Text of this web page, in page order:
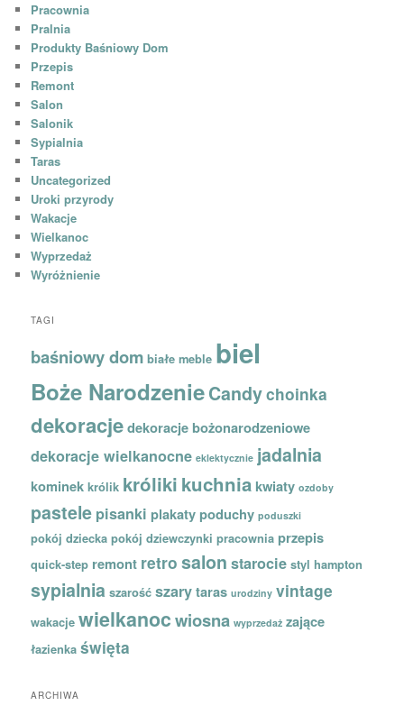
Pracownia
Pralnia
Produkty Baśniowy Dom
Przepis
Remont
Salon
Salonik
Sypialnia
Taras
Uncategorized
Uroki przyrody
Wakacje
Wielkanoc
Wyprzedaż
Wyróżnienie
TAGI
baśniowy dom białe meble biel
Boże NarodzenieCandychoinka
dekoracjedekoracje bożonarodzeniowe
dekoracje wielkanocne eklektycznie jadalnia
kominek królik króliki kuchnia kwiaty ozdoby
pastele pisanki plakatypoduchy poduszki
pokój dziecka pokój dziewczynki pracownia przepis
quick-step remont retro salon starocie styl hampton
sypialnia szarość szarytaras urodziny vintage
wakacje wielkanocwiosna wyprzedaż zające
łazienka święta
ARCHIWA